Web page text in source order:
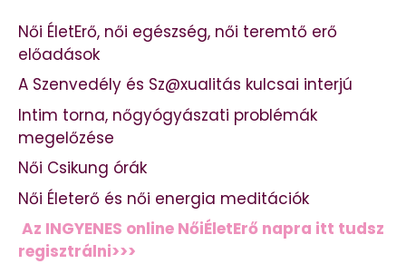
Női ÉletErő, női egészség, női teremtő erő
előadások
A Szenvedély és Sz@xualitás kulcsai interjú
Intim torna, nőgyógyászati problémák
megelőzése
Női Csikung órák
Női Életerő és női energia meditációk
Az INGYENES online NőiÉletErő napra itt tudsz
regisztrálni>>>